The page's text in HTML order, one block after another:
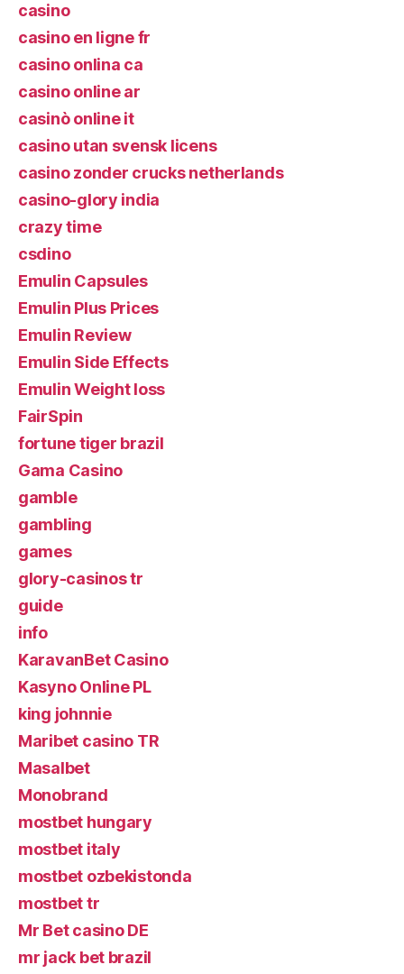
casino
casino en ligne fr
casino onlina ca
casino online ar
casinò online it
casino utan svensk licens
casino zonder crucks netherlands
casino-glory india
crazy time
csdino
Emulin Capsules
Emulin Plus Prices
Emulin Review
Emulin Side Effects
Emulin Weight loss
FairSpin
fortune tiger brazil
Gama Casino
gamble
gambling
games
glory-casinos tr
guide
info
KaravanBet Casino
Kasyno Online PL
king johnnie
Maribet casino TR
Masalbet
Monobrand
mostbet hungary
mostbet italy
mostbet ozbekistonda
mostbet tr
Mr Bet casino DE
mr jack bet brazil